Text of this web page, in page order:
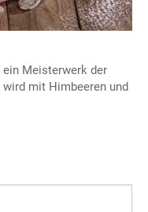
Meisterwerk der
mit Himbeeren und